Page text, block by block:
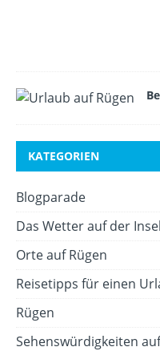
KATEGORIEN
Blogparade
Das Wetter auf der
Orte auf Rügen
Reisetipps für einen
Rügen
Sehenswürdigkeiten